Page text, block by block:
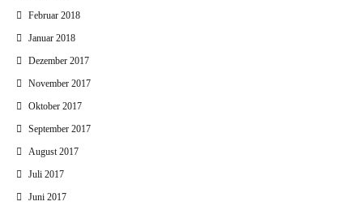
Februar 2018
Januar 2018
Dezember 2017
November 2017
Oktober 2017
September 2017
August 2017
Juli 2017
Juni 2017